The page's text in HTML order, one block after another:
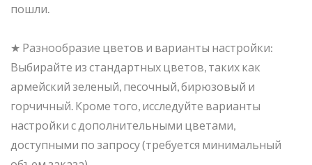
пошли.
★ Разнообразие цветов и варианты настройки:
Выбирайте из стандартных цветов, таких как
армейский зеленый, песочный, бирюзовый и
горчичный. Кроме того, исследуйте варианты
настройки с дополнительными цветами,
доступными по запросу (требуется минимальный